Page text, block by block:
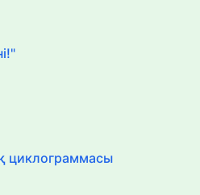
циклограммасы